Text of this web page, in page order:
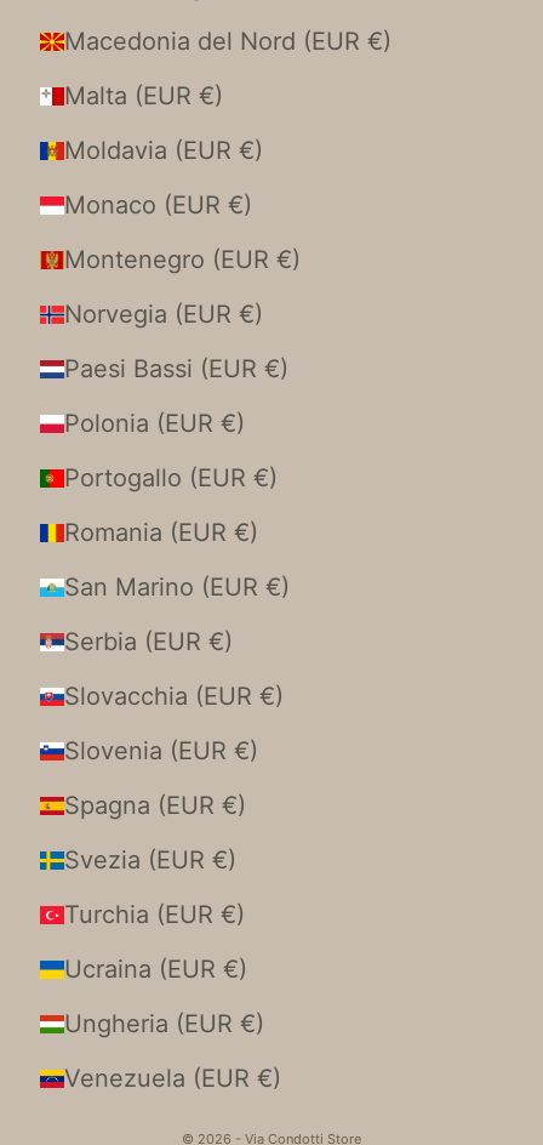
Macedonia del Nord (EUR €)
Malta (EUR €)
Moldavia (EUR €)
Monaco (EUR €)
Montenegro (EUR €)
Norvegia (EUR €)
Paesi Bassi (EUR €)
Polonia (EUR €)
Portogallo (EUR €)
Romania (EUR €)
San Marino (EUR €)
Serbia (EUR €)
Slovacchia (EUR €)
Slovenia (EUR €)
Spagna (EUR €)
Svezia (EUR €)
Turchia (EUR €)
Ucraina (EUR €)
Ungheria (EUR €)
Venezuela (EUR €)
© 2026 - Via Condotti Store